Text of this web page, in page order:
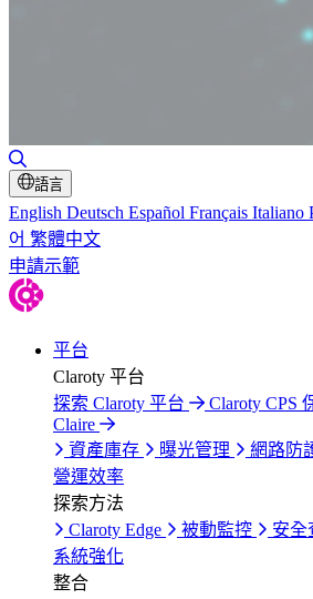
切換搜尋
語言
English Deutsch Español Français Italiano
어 繁體中文
申請示範
平台
Claroty 平台
探索 Claroty 平台
Claroty CPS
Claire
資產庫存
曝光管理 網路防
營運效率
探索方法
Claroty Edge
被動監控 安全
系統強化
整合